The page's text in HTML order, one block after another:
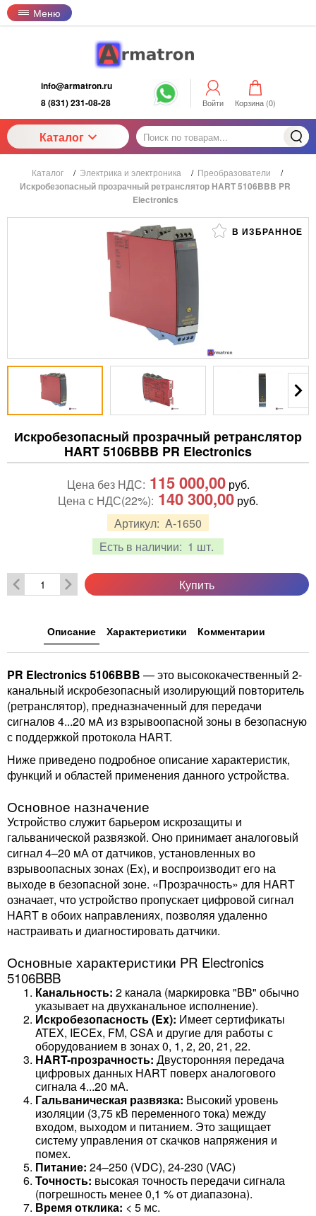
Меню
info@armatron.ru
8 (831) 231-08-28
Войти Корзина (0)
Каталог
Каталог / Электрика и электроника / Преобразователи /
Искробезопасный прозрачный ретранслятор HART 5106BBB PR
Electronics
В ИЗБРАННОЕ
Искробезопасный прозрачный ретранслятор
HART 5106BBB PR Electronics
Артикул: A-1650
Есть в наличии: 1 шт.
Цена без НДС: 115 000,00руб.
Цена с НДС(22%): 140 300,00 руб.
Купить
Описание Характеристики Комментарии
PR Electronics 5106BBB — это высококачественный 2-
канальный искробезопасный изолирующий повторитель
(ретранслятор), предназначенный для передачи
сигналов 4...20 мА из взрывоопасной зоны в безопасную
с поддержкой протокола HART.
Ниже приведено подробное описание характеристик,
функций и областей применения данного устройства.
Основное назначение
Устройство служит барьером искрозащиты и
гальванической развязкой. Оно принимает аналоговый
сигнал 4–20 мА от датчиков, установленных во
взрывоопасных зонах (Ex), и воспроизводит его на
выходе в безопасной зоне. «Прозрачность» для HART
означает, что устройство пропускает цифровой сигнал
HART в обоих направлениях, позволяя удаленно
настраивать и диагностировать датчики.
Основные характеристики PR Electronics
5106BBB
Канальность: 2 канала (маркировка "BB" обычно
указывает на двухканальное исполнение).
Искробезопасность (Ex): Имеет сертификаты
ATEX, IECEx, FM, CSA и другие для работы с
оборудованием в зонах 0, 1, 2, 20, 21, 22.
HART-прозрачность: Двусторонняя передача
цифровых данных HART поверх аналогового
сигнала 4...20 мА.
Гальваническая развязка: Высокий уровень
изоляции (3,75 кВ переменного тока) между
входом, выходом и питанием. Это защищает
систему управления от скачков напряжения и
помех.
Питание: 24–250 (VDC), 24-230 (VAC)
Точность: высокая точность передачи сигнала
(погрешность менее 0,1 % от диапазона).
Время отклика: < 5 мс.